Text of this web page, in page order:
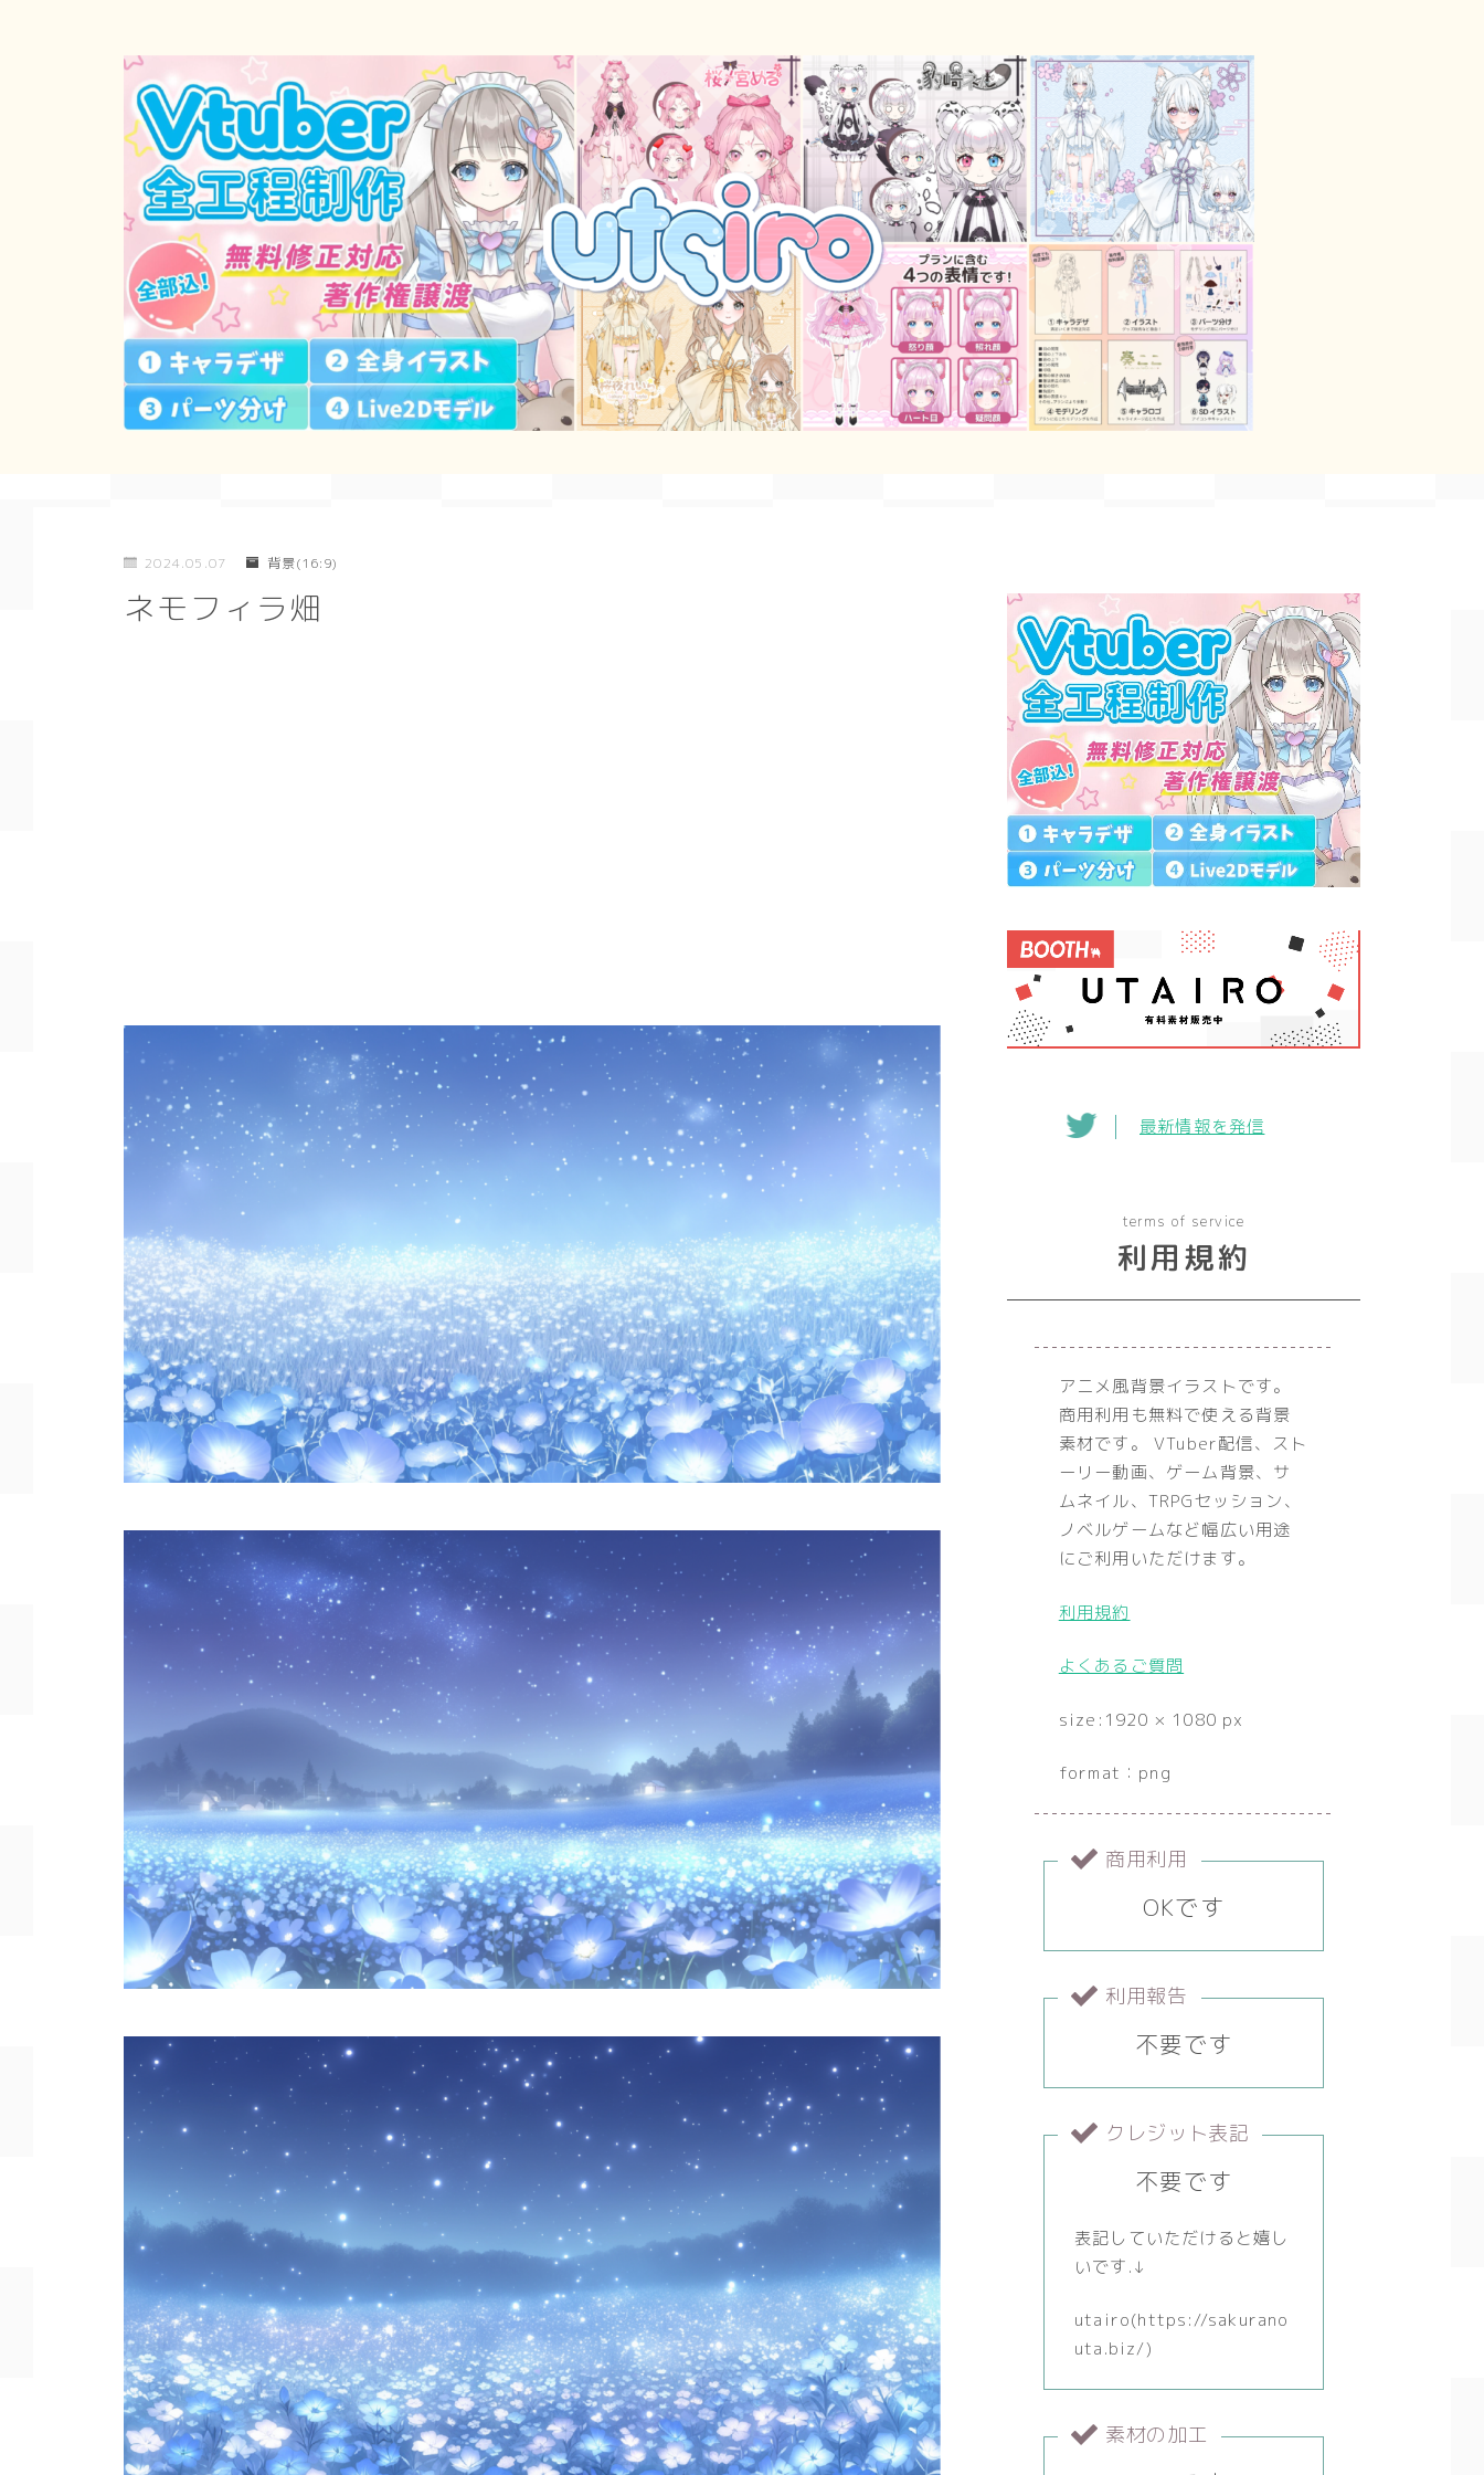
シンプル
幾何学
ダーク/ホラー
行事
お正月
バレンタイン
七夕
ハロウィン
部屋
キッチン
お風呂
街並み
公園
施設
レストラン/カフェ
田舎
神社/寺院
街
SF/ファンタジー
サイバー
2024.05.07 背景(16:9)
ネモフィラ畑
最新情報を発信
terms of service
利用規約
アニメ風背景イラストです。
商用利用も無料で使える背景
素材です。 VTuber配信、スト
ーリー動画、ゲーム背景、サ
ムネイル、TRPGセッション、
ノベルゲームなど幅広い用途
にご利用いただけます。
利用規約
よくあるご質問
size:1920 × 1080 px
format：png
商用利用
OKです
利用報告
不要です
クレジット表記
不要です
表記していただけると嬉し
いです.↓
utairo(https://sakurano
uta.biz/)
素材の加工